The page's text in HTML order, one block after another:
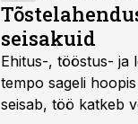
seisakuid
Ehitus-, tööstus- ja
tempo sageli
seisab, töö katkeb